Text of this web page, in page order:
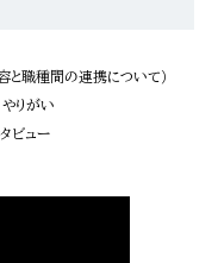
と職種間の連携について）
やりがい
ビュー